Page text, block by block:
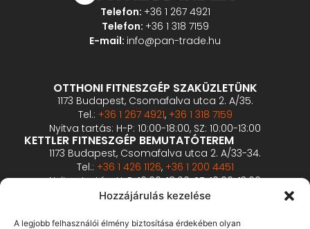
Hozzájárulás kezelése
A legjobb felhasználói élmény biztosítása érdekében olyan
Telefon: +36 1 267 4921
Telefon: +36 1 318 7159
E-mail: info@pan-trade.hu
OTTHONI FITNESZGÉP SZAKÜZLETÜNK
1173 Budapest, Csomafalva utca 2. A/35.
Tel.: +36 1 267 4921, +36 1 318 7159
Nyitva tartás: H-P: 10:00-18:00, SZ: 10:00-13:00
KETTLER FITNESZGÉP BEMUTATÓTEREM
1173 Budapest, Csomafalva utca 2. A/33-34.
Tel.: +36 1 426 1126, +36 1 200 4451
Nyitva tartás: H-P: 10:00-18:00, SZ: 10:00-13:00
PROFESSZIONÁLIS FITNESZGÉP BEMUTATÓTEREM
2360 Gyál, Vállalkozó u. 12.
Tel.: +36 1 900 0657